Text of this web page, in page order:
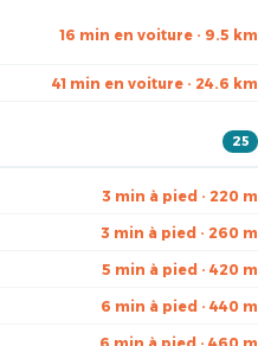
16 min en voiture · 9.5 km
41 min en voiture · 24.6 km
25
3 min à pied · 220 m
3 min à pied · 260 m
5 min à pied · 420 m
6 min à pied · 440 m
6 min à pied · 460 m